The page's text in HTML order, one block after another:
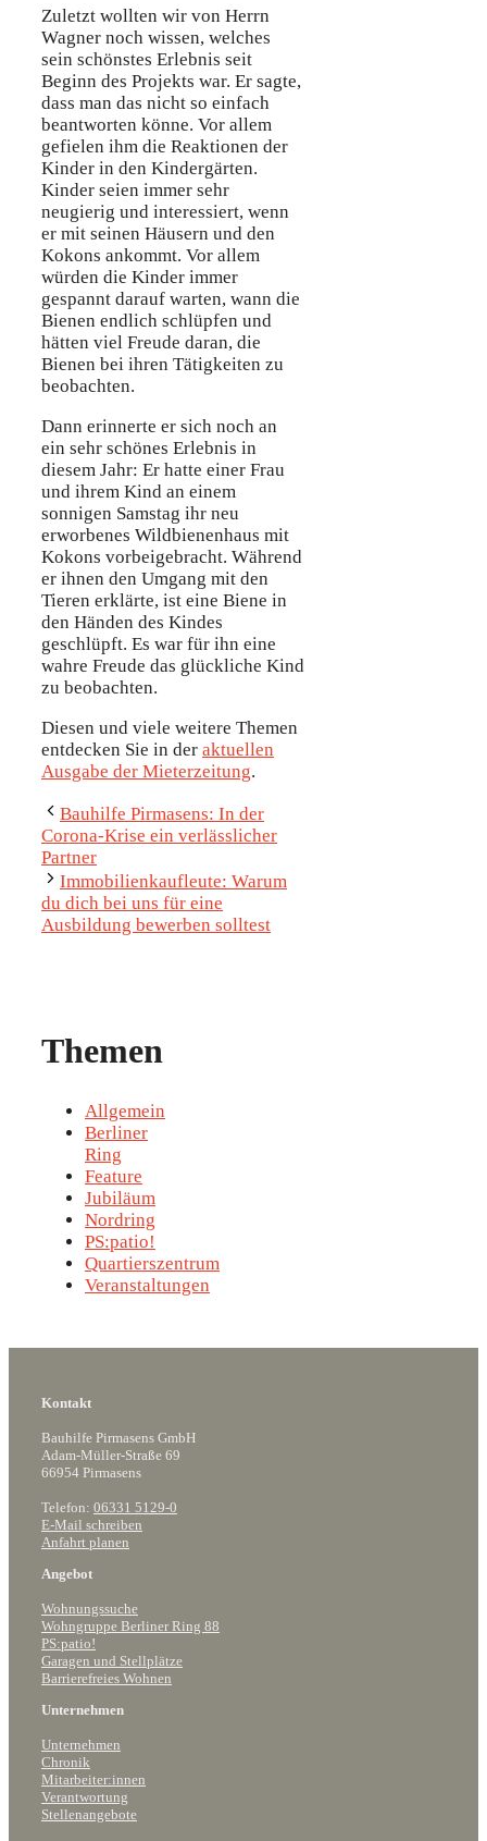
Zuletzt wollten wir von Herrn
Wagner noch wissen, welches
sein schönstes Erlebnis seit
Beginn des Projekts war. Er sagte,
dass man das nicht so einfach
beantworten könne. Vor allem
gefielen ihm die Reaktionen der
Kinder in den Kindergärten.
Kinder seien immer sehr
neugierig und interessiert, wenn
er mit seinen Häusern und den
Kokons ankommt. Vor allem
würden die Kinder immer
gespannt darauf warten, wann die
Bienen endlich schlüpfen und
hätten viel Freude daran, die
Bienen bei ihren Tätigkeiten zu
beobachten.
Dann erinnerte er sich noch an
ein sehr schönes Erlebnis in
diesem Jahr: Er hatte einer Frau
und ihrem Kind an einem
sonnigen Samstag ihr neu
erworbenes Wildbienenhaus mit
Kokons vorbeigebracht. Während
er ihnen den Umgang mit den
Tieren erklärte, ist eine Biene in
den Händen des Kindes
geschlüpft. Es war für ihn eine
wahre Freude das glückliche Kind
zu beobachten.
Diesen und viele weitere Themen
entdecken Sie in der aktuellen
Ausgabe der Mieterzeitung.
Bauhilfe Pirmasens: In der
Corona-Krise ein verlässlicher
Partner
Immobilienkaufleute: Warum
du dich bei uns für eine
Ausbildung bewerben solltest
Themen
Allgemein
Berliner
Ring
Feature
Jubiläum
Nordring
PS:patio!
Quartierszentrum
Veranstaltungen
Kontakt
Bauhilfe Pirmasens GmbH
Adam-Müller-Straße 69
66954 Pirmasens
Telefon: 06331 5129-0
E-Mail schreiben
Anfahrt planen
Angebot
Wohnungssuche
Wohngruppe Berliner Ring 88
PS:patio!
Garagen und Stellplätze
Barrierefreies Wohnen
Unternehmen
Unternehmen
Chronik
Mitarbeiter:innen
Verantwortung
Stellenangebote